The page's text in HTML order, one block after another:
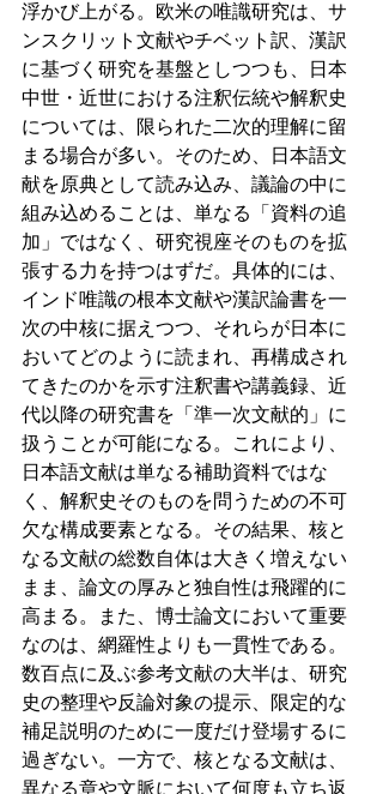
浮かび上がる。欧米の唯識研究は、サ
ンスクリット文献やチベット訳、漢訳
に基づく研究を基盤としつつも、日本
中世・近世における注釈伝統や解釈史
については、限られた二次的理解に留
まる場合が多い。そのため、日本語文
献を原典として読み込み、議論の中に
組み込めることは、単なる「資料の追
加」ではなく、研究視座そのものを拡
張する力を持つはずだ。具体的には、
インド唯識の根本文献や漢訳論書を一
次の中核に据えつつ、それらが日本に
おいてどのように読まれ、再構成され
てきたのかを示す注釈書や講義録、近
代以降の研究書を「準一次文献的」に
扱うことが可能になる。これにより、
日本語文献は単なる補助資料ではな
く、解釈史そのものを問うための不可
欠な構成要素となる。その結果、核と
なる文献の総数自体は大きく増えない
まま、論文の厚みと独自性は飛躍的に
高まる。また、博士論文において重要
なのは、網羅性よりも一貫性である。
数百点に及ぶ参考文献の大半は、研究
史の整理や反論対象の提示、限定的な
補足説明のために一度だけ登場するに
過ぎない。一方で、核となる文献は、
異なる章や文脈において何度も立ち返